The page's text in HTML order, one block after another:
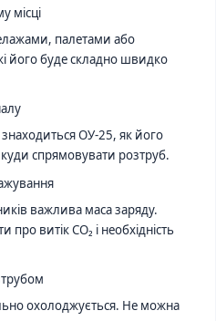
місці
палетами або
його буде складно швидко
ОУ-25, як його
спрямовувати розтруб.
важлива маса заряду.
витік CO₂ і необхідність
охолоджується. Не можна